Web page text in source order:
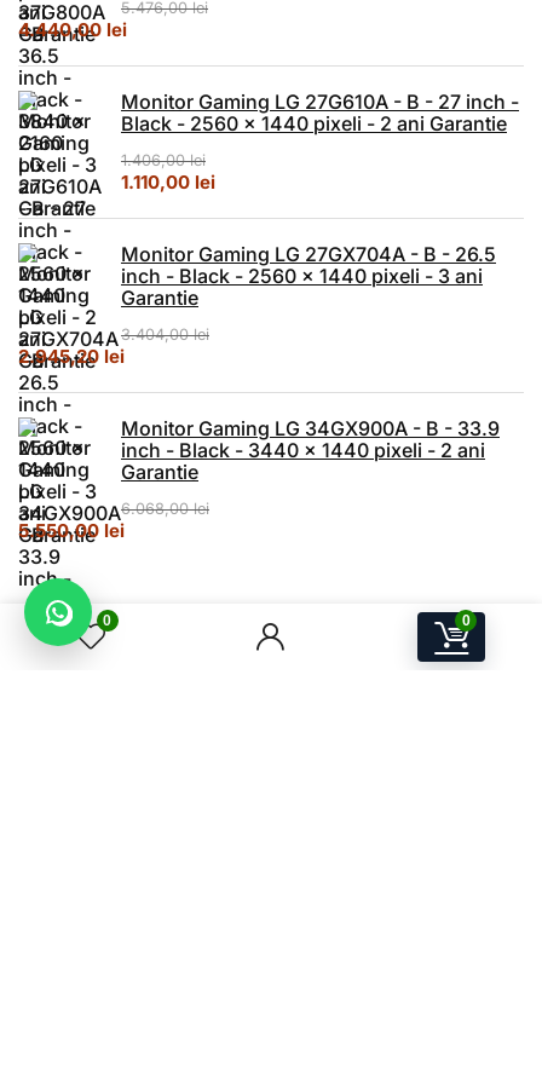
0 0
5.476,00lei
Prețul inițial a fost: 5.476,00 lei.
4.440,00 leiPrețul curent este: 4.440,00 lei.
Monitor Gaming LG 27G610A - B - 27 inch -
Black - 2560 x 1440 pixeli - 2 ani Garantie
1.406,00lei
Prețul inițial a fost: 1.406,00 lei.
1.110,00 leiPrețul curent este: 1.110,00 lei.
Monitor Gaming LG 27GX704A - B - 26.5
inch - Black - 2560 x 1440 pixeli - 3 ani
Garantie
3.404,00lei
Prețul inițial a fost: 3.404,00 lei.
2.945,20 leiPrețul curent este: 2.945,20 lei.
Monitor Gaming LG 34GX900A - B - 33.9
inch - Black - 3440 x 1440 pixeli - 2 ani
Garantie
6.068,00lei
Prețul inițial a fost: 6.068,00 lei.
5.550,00 leiPrețul curent este: 5.550,00 lei.